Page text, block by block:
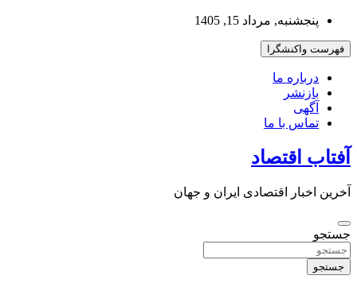
بروید
پنجشنبه, مرداد 15, 1405
فهرست واکنشگرا
درباره ما
بازنشر
آگهی
تماس با ما
آفتاب اقتصاد
آخرین اخبار اقتصادی ایران و جهان
جستجو
جستجو